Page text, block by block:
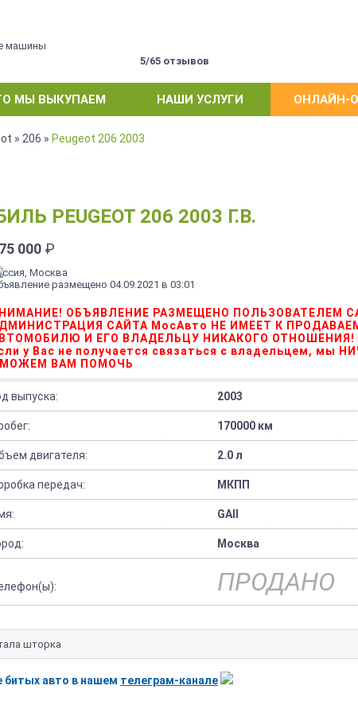
машины
5/65 отзывов
МЫ ВЫКУПАЕМ НАШИ УСЛУГИ ОНЛАЙН-
» 206 » Peugeot 206 2003
PEUGEOT 206 2003 Г.В.
000 ₽
Москва
размещено 04.09.2021 в 03:01
ОБЪЯВЛЕНИЕ РАЗМЕЩЕНО ПОЛЬЗОВАТЕЛЕМ
САЙТА МосАвто НЕ ИМЕЕТ К
И ЕГО ВЛАДЕЛЬЦУ НИКАКОГО ОТНОШЕНИЯ!
у Вас не получается связаться с владельцем, мы
ВАМ ПОМОЧЬ
выпуска: 2003
170000 км
двигателя: 2.0 л
передач: МКПП
GAll
Москва
ПРОДАНО
шторка
битых авто в нашем телеграм-канале